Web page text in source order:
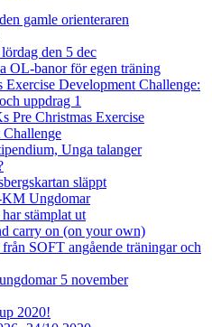
gamle orienteraren
den 5 dec
OL-banor för egen träning
Exercise Development Challenge:
uppdrag 1
Pre Christmas Exercise
Unga talanger
släppt
KM Ungdomar
stämplat ut
carry on (on your own)
SOFT angående träningar och
5 november
2020!